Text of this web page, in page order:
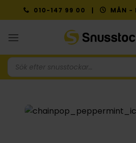
to
010-147 99 00 | MÅN -
Produktsökning